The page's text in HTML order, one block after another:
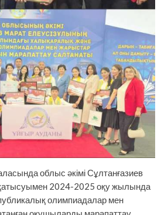
облыс әкімі Сұлтанғазиев
2024-2025 оқу жылында
олимпиадалар мен